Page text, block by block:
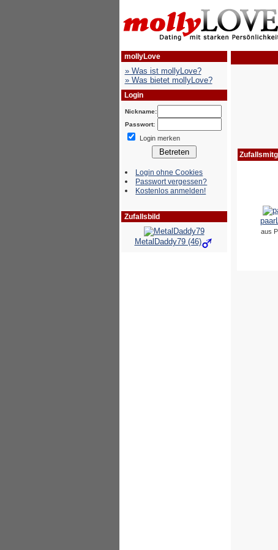
mollyLove
» Was ist mollyLove?
» Was bietet mollyLove?
Login
Nickname:
Passwort:
Login merken
Login ohne Cookies
Passwort vergessen?
Kostenlos anmelden!
Zufallsbild
MetalDaddy79 (46)